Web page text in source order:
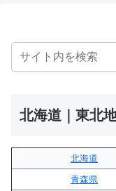
北海道｜東北
北海道
青森県